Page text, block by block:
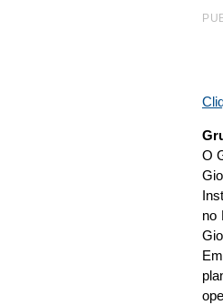
O
no